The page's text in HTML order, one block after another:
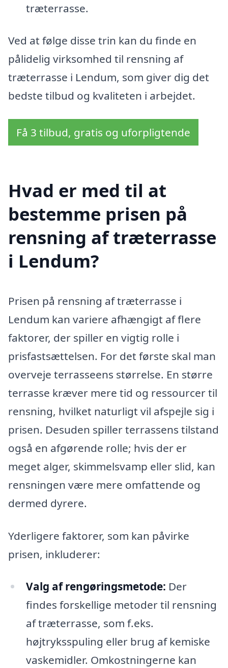
træterrasse.
Ved at følge disse trin kan du finde en
pålidelig virksomhed til rensning af
træterrasse i Lendum, som giver dig det
bedste tilbud og kvaliteten i arbejdet.
Få 3 tilbud, gratis og uforpligtende
Hvad er med til at
bestemme prisen på
rensning af træterrasse
i Lendum?
Prisen på rensning af træterrasse i
Lendum kan variere afhængigt af flere
faktorer, der spiller en vigtig rolle i
prisfastsættelsen. For det første skal man
overveje terrasseens størrelse. En større
terrasse kræver mere tid og ressourcer til
rensning, hvilket naturligt vil afspejle sig i
prisen. Desuden spiller terrassens tilstand
også en afgørende rolle; hvis der er
meget alger, skimmelsvamp eller slid, kan
rensningen være mere omfattende og
dermed dyrere.
Yderligere faktorer, som kan påvirke
prisen, inkluderer:
Valg af rengøringsmetode: Der
findes forskellige metoder til rensning
af træterrasse, som f.eks.
højtryksspuling eller brug af kemiske
vaskemidler. Omkostningerne kan